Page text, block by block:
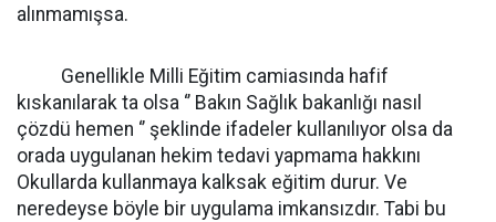
alınmamışsa.
Genellikle Milli Eğitim camiasında hafif
kıskanılarak ta olsa ‘’ Bakın Sağlık bakanlığı nasıl
çözdü hemen ‘’ şeklinde ifadeler kullanılıyor olsa da
orada uygulanan hekim tedavi yapmama hakkını
Okullarda kullanmaya kalksak eğitim durur. Ve
neredeyse böyle bir uygulama imkansızdır. Tabi bu